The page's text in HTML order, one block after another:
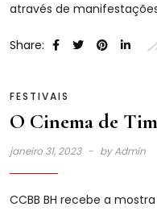
através de
Share:
FESTIVAIS
O Cinema de
janeiro 31, 2023 byAdmin
CCBB BH recebe a